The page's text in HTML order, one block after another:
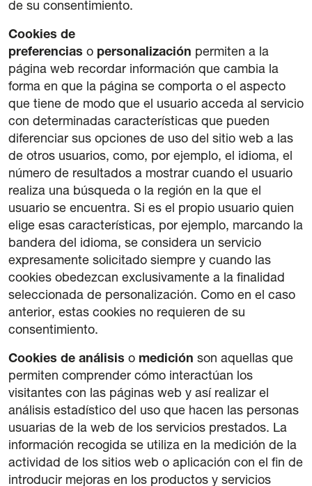
de su consentimiento.
Cookies de
preferencias o personalización permiten a la
página web recordar información que cambia la
forma en que la página se comporta o el aspecto
que tiene de modo que el usuario acceda al servicio
con determinadas características que pueden
diferenciar sus opciones de uso del sitio web a las
de otros usuarios, como, por ejemplo, el idioma, el
número de resultados a mostrar cuando el usuario
realiza una búsqueda o la región en la que el
usuario se encuentra. Si es el propio usuario quien
elige esas características, por ejemplo, marcando la
bandera del idioma, se considera un servicio
expresamente solicitado siempre y cuando las
cookies obedezcan exclusivamente a la finalidad
seleccionada de personalización. Como en el caso
anterior, estas cookies no requieren de su
consentimiento.
Cookies de análisis o medición son aquellas que
permiten comprender cómo interactúan los
visitantes con las páginas web y así realizar el
análisis estadístico del uso que hacen las personas
usuarias de la web de los servicios prestados. La
información recogida se utiliza en la medición de la
actividad de los sitios web o aplicación con el fin de
introducir mejoras en los productos y servicios